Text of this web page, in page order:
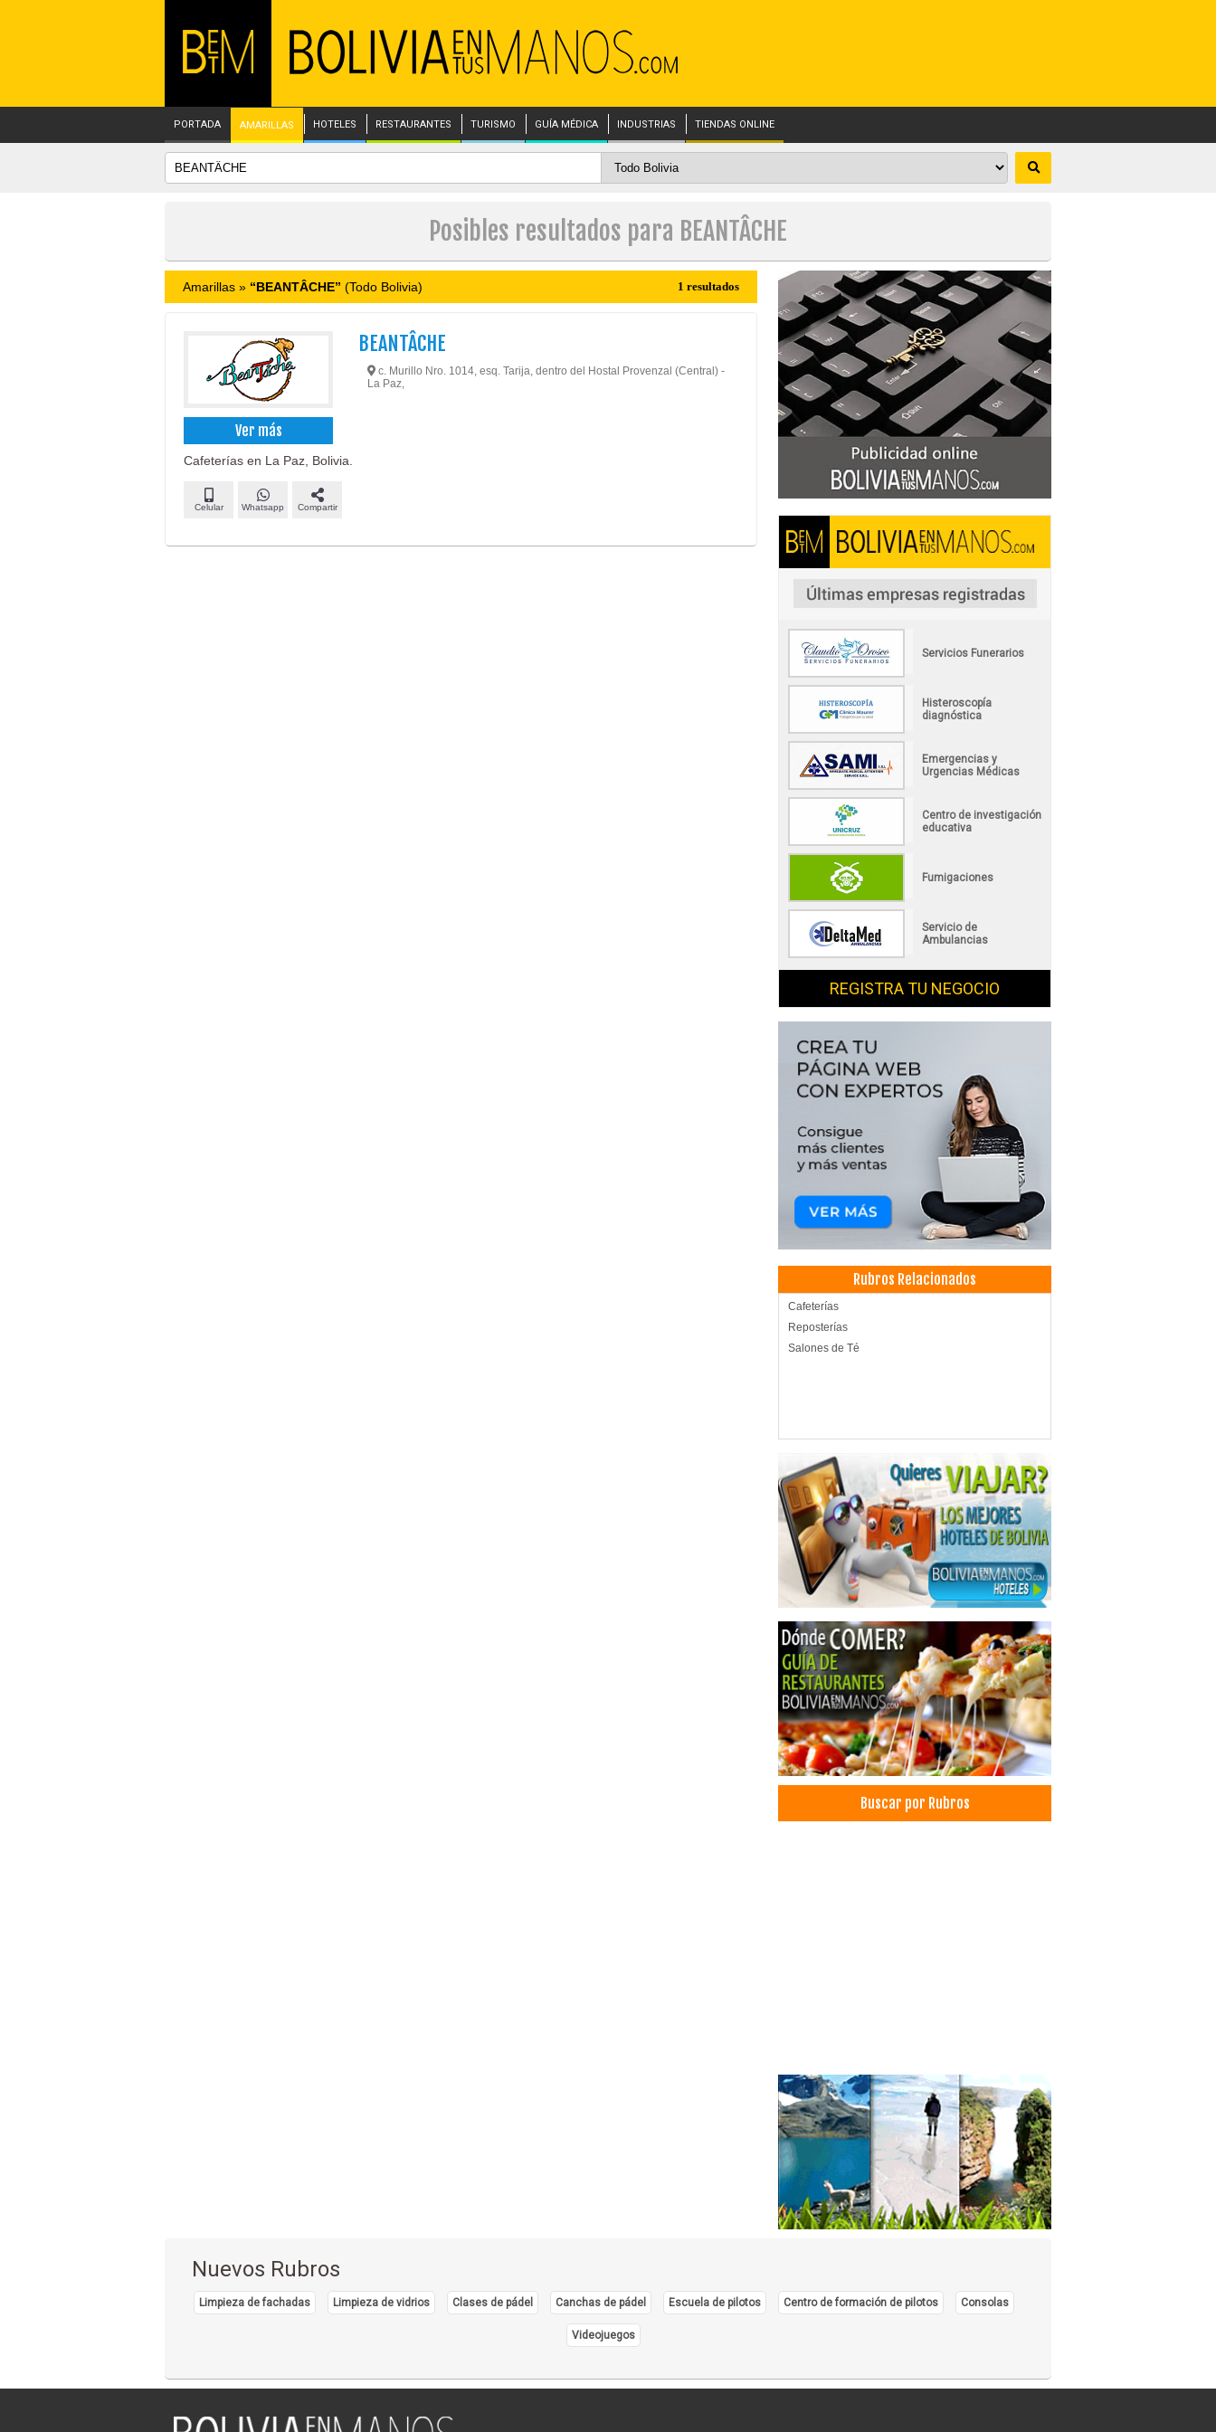
PORTADA AMARILLAS HOTELES RESTAURANTES TURISMO GUÍA MÉDICA INDUSTRIAS TIENDAS ONLINE
Posibles resultados para BEANTÂCHE
Amarillas » “BEANTÂCHE” (Todo Bolivia) 1 resultados
Ver más
BEANTÂCHE
c. Murillo Nro. 1014, esq. Tarija, dentro del Hostal Provenzal (Central) -
La Paz,
Cafeterías en La Paz, Bolivia.
Celular Whatsapp Compartir
Servicios Funerarios
Histeroscopía
diagnóstica
Emergencias y
Urgencias Médicas
Centro de investigación
educativa
Fumigaciones
Servicio de
Ambulancias
REGISTRA TU NEGOCIO
Rubros Relacionados
Cafeterías
Reposterías
Salones de Té
Buscar por Rubros
Nuevos Rubros
Limpieza de fachadas Limpieza de vidrios Clases de pádel Canchas de pádel Escuela de pilotos Centro de formación de pilotos Consolas
Videojuegos